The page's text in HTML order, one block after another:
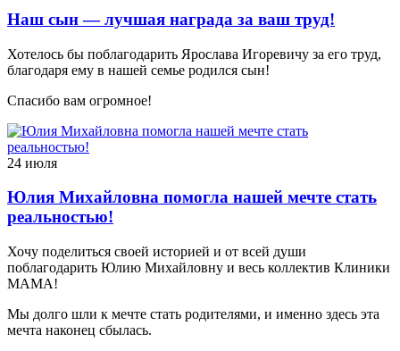
Наш сын — лучшая награда за ваш труд!
Хотелось бы поблагодарить Ярослава Игоревичу за его труд,
благодаря ему в нашей семье родился сын!
Спасибо вам огромное!
24 июля
Юлия Михайловна помогла нашей мечте стать
реальностью!
Хочу поделиться своей историей и от всей души
поблагодарить Юлию Михайловну и весь коллектив Клиники
МАМА!
Мы долго шли к мечте стать родителями, и именно здесь эта
мечта наконец сбылась.